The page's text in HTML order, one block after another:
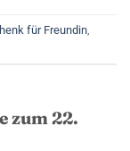
für Freundin
zum 22.